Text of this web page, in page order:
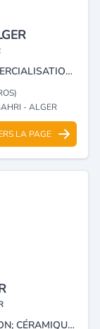
IMPORTATION, DISTRIBUTION ET COMMERCIALISATION DE MATIÈRE PREMIÈRE, ÉQUIPEMENT, MATÉRIELS ET ACCESSOIRES LIES AU DOMAINE DU CÉRAMIQUE.
- ALGER
LA PAGE
VENTE DE MATÉRIAUX DE CONSTRUCTION; CÉRAMIQUE; ARTICLES SANITAIRE ET DE CUISINE, ROBINETTERIE, FAIENCE ET ACCESSOIRES POUR SALLES DE BAINS. REPRÉSENTANT DE LA MARQUE ROCA, GRAVINA, GALINDO, CERAMIC, MUNDO, RODI, FOMINAYA, SANIMED, SANIBANO